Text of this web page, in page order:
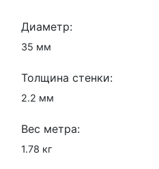
Диаметр:
35 мм
Толщина стенки:
2.2 мм
Вес метра:
1.78 кг